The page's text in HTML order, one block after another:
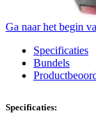
Ga naar het begin
Specificaties
Bundels
Specificaties: